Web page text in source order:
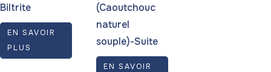
Biltrite
EN SAVOIR
PLUS
(Caoutchouc
naturel
souple)-Suite
EN SAVOIR